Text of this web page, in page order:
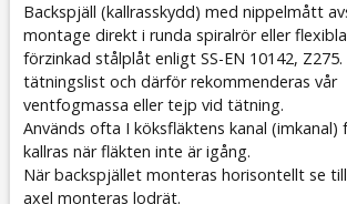
Backspjäll (kallrasskydd) med nippelmått
montage direkt i runda spiralrör eller
förzinkad stålplåt enligt SS-EN 10142,
tätningslist och därför rekommenderas vår
ventfogmassa eller tejp vid tätning.
Används ofta I köksfläktens kanal (imkanal)
kallras när fläkten inte är igång.
När backspjället monteras horisontellt se
axel monteras lodrät.